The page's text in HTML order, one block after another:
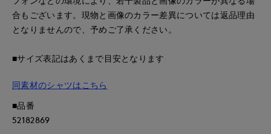
合もございます。現物と画像のカラー差異については返品理由
となりませんので、予めご了承ください。
■サイズ表記はあくまで目安となります
同素材のシャツはこちら
■品番
52182869